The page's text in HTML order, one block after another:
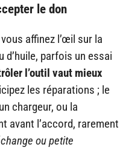
le don
affinez l’œil sur la
d’huile, parfois un essai
l’outil vaut mieux
les réparations ; le
chargeur, ou la
avant l’accord, rarement
ou petite